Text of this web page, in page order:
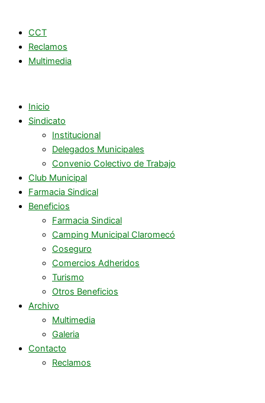
CCT
Reclamos
Multimedia
Inicio
Sindicato
Institucional
Delegados Municipales
Convenio Colectivo de Trabajo
Club Municipal
Farmacia Sindical
Beneficios
Farmacia Sindical
Camping Municipal Claromecó
Coseguro
Comercios Adheridos
Turismo
Otros Beneficios
Archivo
Multimedia
Galeria
Contacto
Reclamos